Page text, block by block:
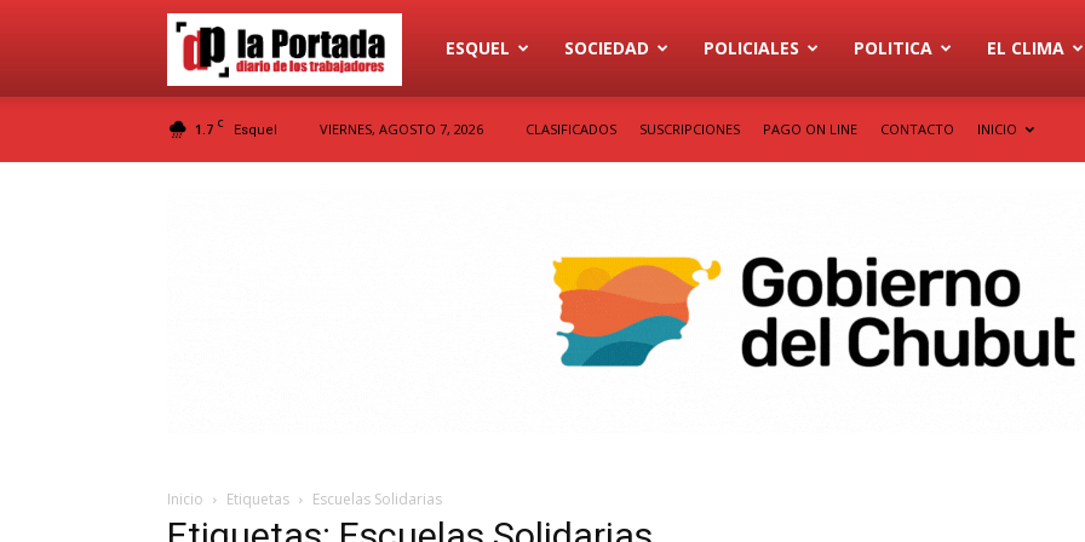
Diario
ESQUEL SOCIEDAD POLICIALES POLITICA EL CLIMA
1.7 C Esquel VIERNES, AGOSTO 7, 2026 CLASIFICADOS SUSCRIPCIONES PAGO ON LINE CONTACTO INICIO
Inicio Etiquetas Escuelas Solidarias